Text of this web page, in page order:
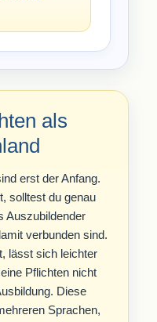
als
erst der Anfang.
solltest du genau
Auszubildender
verbunden sind.
lässt sich leichter
Pflichten nicht
Diese
Sprachen,